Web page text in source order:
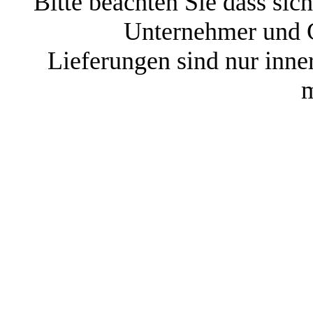
Unternehmer und
Lieferungen sind nur